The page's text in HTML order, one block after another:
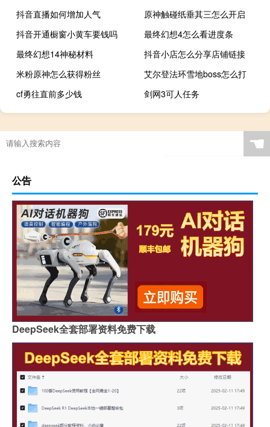
抖音直播如何增加人气
原神触碰纸垂其三怎么开启
抖音开通橱窗小黄车要钱吗
最终幻想4怎么看进度条
最终幻想14神秘材料
抖音小店怎么分享店铺链接
米粉原神怎么获得粉丝
艾尔登法环雪地boss怎么打
cf勇往直前多少钱
剑网3可人任务
☚
公告
DeepSeek全套部署资料免费下载